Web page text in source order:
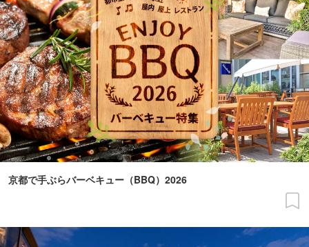
京都で手ぶらバーベキュー（BBQ）2026